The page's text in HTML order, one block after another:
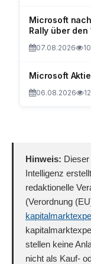
Microsoft
Rally über den
07.08.2026
Microsoft
06.08.2026
Hinweis:
Intelligenz
redaktionelle
(Verordnung
stellen keine
nicht als Kauf-